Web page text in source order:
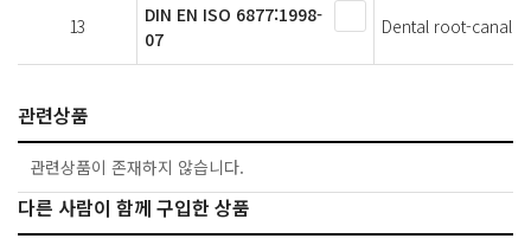
13
DIN EN ISO 6877:1998-
07
Dental root-canal
관련상품
관련상품이 존재하지 않습니다.
다른 사람이 함께 구입한 상품